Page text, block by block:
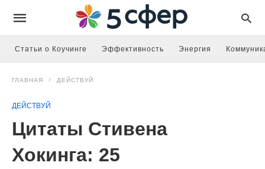
Статьи о Коучинге Эффективность Энергия
ГЛАВНАЯ ДЕЙСТВУЙ
ДЕЙСТВУЙ
Цитаты Стивена
Хокинга: 25